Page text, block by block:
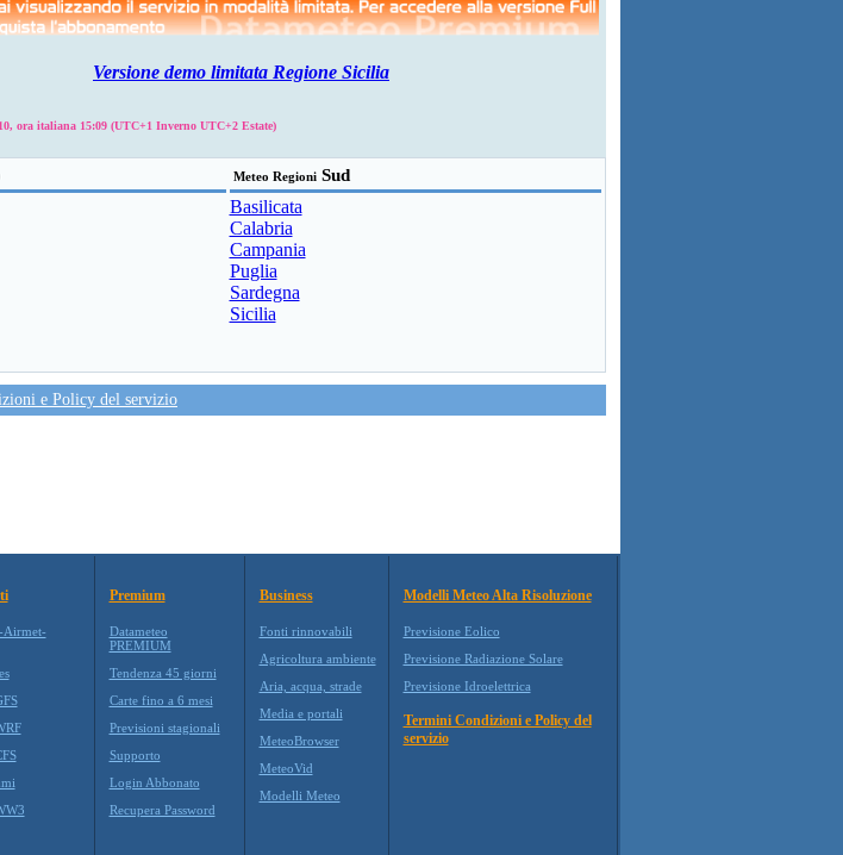
Versione demo limitata Regione Sicilia
ora italiana 15:09 (UTC+1 Inverno UTC+2 Estate)
Meteo RegioniSud
Basilicata
Calabria
Campania
Puglia
Sardegna
Sicilia
e Policy del servizio
Airmet-
Premium
Datameteo
PREMIUM
Tendenza 45 giorni
Carte fino a 6 mesi
Previsioni stagionali
Supporto
Login Abbonato
Recupera Password
Business
Fonti rinnovabili
Agricoltura ambiente
Aria, acqua, strade
Media e portali
MeteoBrowser
MeteoVid
Modelli Meteo
Modelli Meteo Alta Risoluzione
Previsione Eolico
Previsione Radiazione Solare
Previsione Idroelettrica
Termini Condizioni e Policy del
servizio